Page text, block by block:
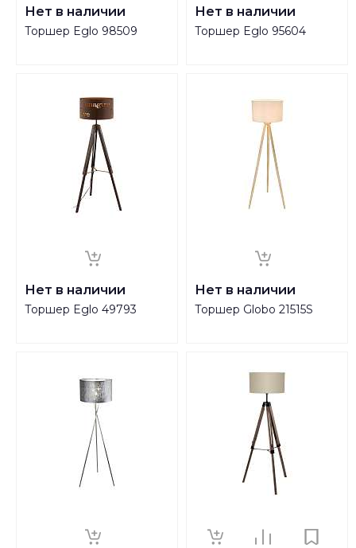
Нет в наличии
Торшер Eglo 98509
Нет в наличии
Торшер Eglo 95604
Нет в наличии
Торшер Eglo 49793
Нет в наличии
Торшер Globo 21515S